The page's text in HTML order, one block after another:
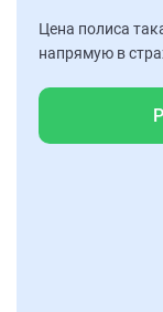
Цена полиса
напрямую в